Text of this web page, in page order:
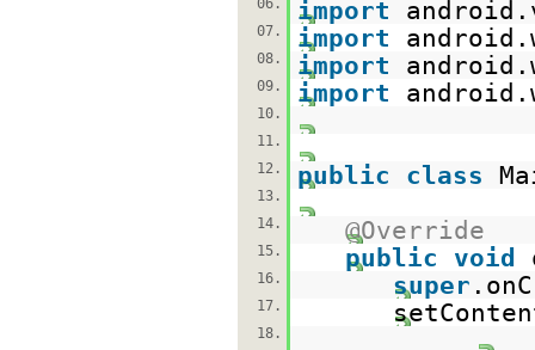
06. import
07. import
08. import
09. import
10.
11.
12.
public class
13.
14.
@Override
15. public void
16. super
17.
18.